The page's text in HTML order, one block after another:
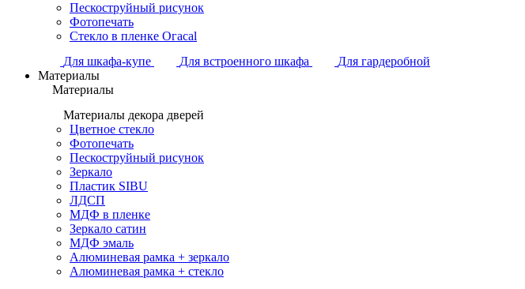
Пескоструйный рисунок
Фотопечать
Стекло в пленке Огасаl
Для шкафа-купе
Для встроенного шкафа
Для гардеробной
Материалы
Материалы
Материалы декора дверей
Цветное стекло
Фотопечать
Пескоструйный рисунок
Зеркало
Пластик SIBU
ЛДСП
МДФ в пленке
Зеркало сатин
МДФ эмаль
Алюминевая рамка + зеркало
Алюминевая рамка + стекло